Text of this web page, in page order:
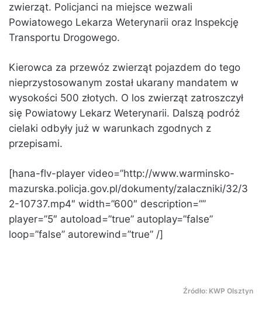
zwierząt. Policjanci na miejsce wezwali
Powiatowego Lekarza Weterynarii oraz Inspekcję
Transportu Drogowego.
Kierowca za przewóz zwierząt pojazdem do tego
nieprzystosowanym został ukarany mandatem w
wysokości 500 złotych. O los zwierząt zatroszczył
się Powiatowy Lekarz Weterynarii. Dalszą podróż
cielaki odbyły już w warunkach zgodnych z
przepisami.
[hana-flv-player video=”http://www.warminsko-
mazurska.policja.gov.pl/dokumenty/zalaczniki/32/3
2-10737.mp4″ width=”600″ description=””
player=”5″ autoload=”true” autoplay=”false”
loop=”false” autorewind=”true” /]
Źródło: KWP Olsztyn